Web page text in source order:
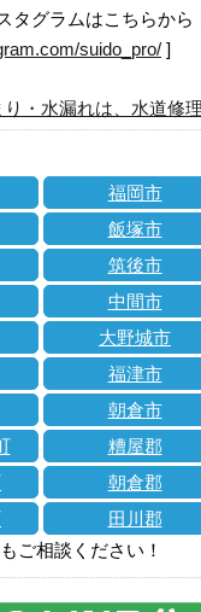
グラムはこちらから
suido_pro/ ]
・水漏れは、水道修
福岡市
飯塚市
筑後市
中間市
大野城市
福津市
朝倉市
糟屋郡
朝倉郡
田川郡
ご相談ください！